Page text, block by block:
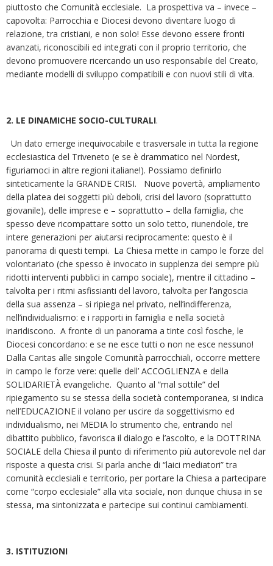
piuttosto che Comunità ecclesiale. La prospettiva va – invece –
capovolta: Parrocchia e Diocesi devono diventare luogo di
relazione, tra cristiani, e non solo! Esse devono essere fronti
avanzati, riconoscibili ed integrati con il proprio territorio, che
devono promuovere ricercando un uso responsabile del Creato,
mediante modelli di sviluppo compatibili e con nuovi stili di vita.
2. LE DINAMICHE SOCIO-CULTURALI.
Un dato emerge inequivocabile e trasversale in tutta la regione
ecclesiastica del Triveneto (e se è drammatico nel Nordest,
figuriamoci in altre regioni italiane!). Possiamo definirlo
sinteticamente la GRANDE CRISI. Nuove povertà, ampliamento
della platea dei soggetti più deboli, crisi del lavoro (soprattutto
giovanile), delle imprese e – soprattutto – della famiglia, che
spesso deve ricompattare sotto un solo tetto, riunendole, tre
intere generazioni per aiutarsi reciprocamente: questo è il
panorama di questi tempi. La Chiesa mette in campo le forze del
volontariato (che spesso è invocato in supplenza dei sempre più
ridotti interventi pubblici in campo sociale), mentre il cittadino –
talvolta per i ritmi asfissianti del lavoro, talvolta per l’angoscia
della sua assenza – si ripiega nel privato, nell’indifferenza,
nell’individualismo: e i rapporti in famiglia e nella società
inaridiscono. A fronte di un panorama a tinte così fosche, le
Diocesi concordano: e se ne esce tutti o non ne esce nessuno!
Dalla Caritas alle singole Comunità parrocchiali, occorre mettere
in campo le forze vere: quelle dell’ ACCOGLIENZA e della
SOLIDARIETÀ evangeliche. Quanto al “mal sottile” del
ripiegamento su se stessa della società contemporanea, si indica
nell’EDUCAZIONE il volano per uscire da soggettivismo ed
individualismo, nei MEDIA lo strumento che, entrando nel
dibattito pubblico, favorisca il dialogo e l’ascolto, e la DOTTRINA
SOCIALE della Chiesa il punto di riferimento più autorevole nel dar
risposte a questa crisi. Si parla anche di “laici mediatori” tra
comunità ecclesiali e territorio, per portare la Chiesa a partecipare
come “corpo ecclesiale” alla vita sociale, non dunque chiusa in se
stessa, ma sintonizzata e partecipe sui continui cambiamenti.
3. ISTITUZIONI